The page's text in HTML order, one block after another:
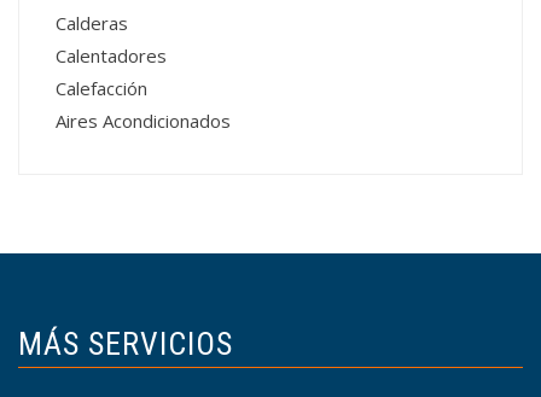
Calderas
Calentadores
Calefacción
Aires Acondicionados
MÁS SERVICIOS